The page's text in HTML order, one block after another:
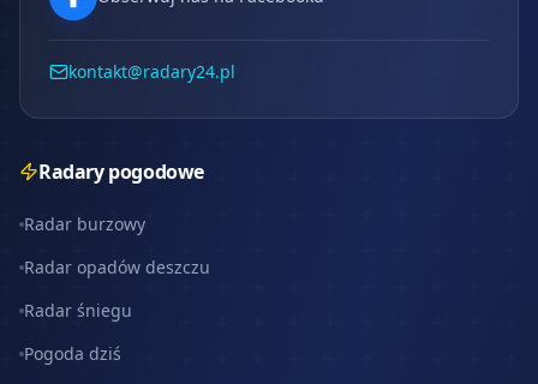
kontakt@radary24.pl
Radary pogodowe
Radar burzowy
Radar opadów deszczu
Radar śniegu
Pogoda dziś